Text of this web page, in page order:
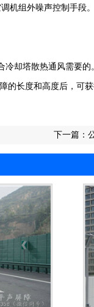
机组外噪声控制手段。
却塔散热通风需要的
的长度和高度后，可
下一篇：